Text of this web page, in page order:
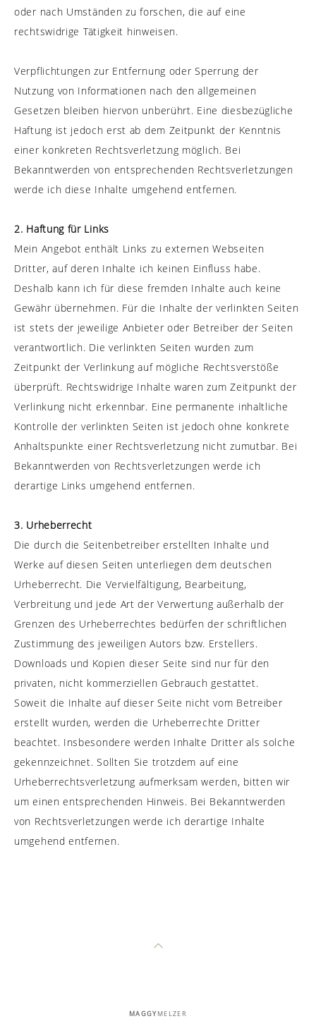
oder nach Umständen zu forschen, die auf eine
rechtswidrige Tätigkeit hinweisen.
Verpflichtungen zur Entfernung oder Sperrung der
Nutzung von Informationen nach den allgemeinen
Gesetzen bleiben hiervon unberührt. Eine diesbezügliche
Haftung ist jedoch erst ab dem Zeitpunkt der Kenntnis
einer konkreten Rechtsverletzung möglich. Bei
Bekanntwerden von entsprechenden Rechtsverletzungen
werde ich diese Inhalte umgehend entfernen.
2. Haftung für Links
Mein Angebot enthält Links zu externen Webseiten
Dritter, auf deren Inhalte ich keinen Einfluss habe.
Deshalb kann ich für diese fremden Inhalte auch keine
Gewähr übernehmen. Für die Inhalte der verlinkten Seiten
ist stets der jeweilige Anbieter oder Betreiber der Seiten
verantwortlich. Die verlinkten Seiten wurden zum
Zeitpunkt der Verlinkung auf mögliche Rechtsverstöße
überprüft. Rechtswidrige Inhalte waren zum Zeitpunkt der
Verlinkung nicht erkennbar. Eine permanente inhaltliche
Kontrolle der verlinkten Seiten ist jedoch ohne konkrete
Anhaltspunkte einer Rechtsverletzung nicht zumutbar. Bei
Bekanntwerden von Rechtsverletzungen werde ich
derartige Links umgehend entfernen.
3. Urheberrecht
Die durch die Seitenbetreiber erstellten Inhalte und
Werke auf diesen Seiten unterliegen dem deutschen
Urheberrecht. Die Vervielfältigung, Bearbeitung,
Verbreitung und jede Art der Verwertung außerhalb der
Grenzen des Urheberrechtes bedürfen der schriftlichen
Zustimmung des jeweiligen Autors bzw. Erstellers.
Downloads und Kopien dieser Seite sind nur für den
privaten, nicht kommerziellen Gebrauch gestattet.
Soweit die Inhalte auf dieser Seite nicht vom Betreiber
erstellt wurden, werden die Urheberrechte Dritter
beachtet. Insbesondere werden Inhalte Dritter als solche
gekennzeichnet. Sollten Sie trotzdem auf eine
Urheberrechtsverletzung aufmerksam werden, bitten wir
um einen entsprechenden Hinweis. Bei Bekanntwerden
von Rechtsverletzungen werde ich derartige Inhalte
umgehend entfernen.
MAGGYMELZER